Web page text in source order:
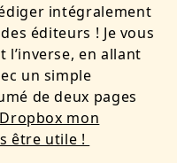
intégralement
éditeurs ! Je vous
en allant
un simple
de deux pages
mon
être utile !